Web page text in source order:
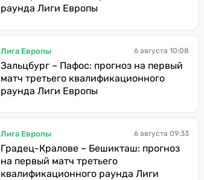
раунда Лиги Европы
Лига Европы 6 августа 10:08
Зальцбург – Пафос: прогноз на первый
матч третьего квалификационного
раунда Лиги Европы
Лига Европы 6 августа 09:33
Градец-Кралове – Бешикташ: прогноз
на первый матч третьего
квалификационного раунда Лиги